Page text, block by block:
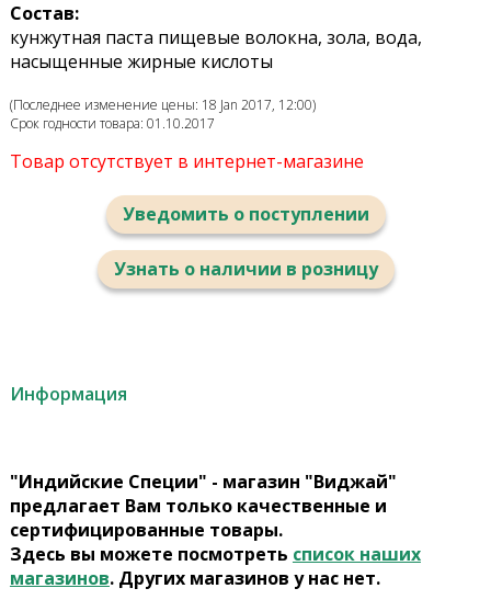
Состав:
кунжутная паста пищевые волокна, зола, вода,
насыщенные жирные кислоты
(Последнее изменение цены: 18 Jan 2017, 12:00)
Срок годности товара: 01.10.2017
Товар отсутствует в интернет-магазине
Уведомить о поступлении
Узнать о наличии в розницу
Информация
"Индийские Специи" - магазин "Виджай"
предлагает Вам только качественные и
сертифицированные товары.
Здесь вы можете посмотреть список наших
магазинов. Других магазинов у нас нет.